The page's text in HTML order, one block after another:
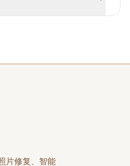
片修复、智能